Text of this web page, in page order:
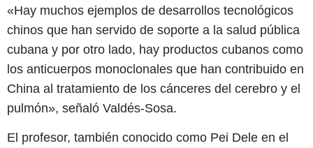
«Hay muchos ejemplos de desarrollos tecnológicos
chinos que han servido de soporte a la salud pública
cubana y por otro lado, hay productos cubanos como
los anticuerpos monoclonales que han contribuido en
China al tratamiento de los cánceres del cerebro y el
pulmón», señaló Valdés-Sosa.
El profesor, también conocido como Pei Dele en el